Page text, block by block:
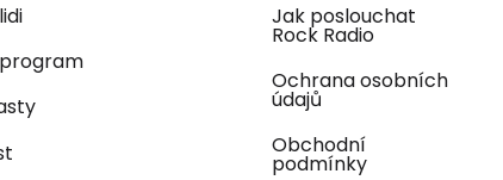
Jak poslouchat
Rock Radio
Ochrana osobních
údajů
Obchodní
podmínky